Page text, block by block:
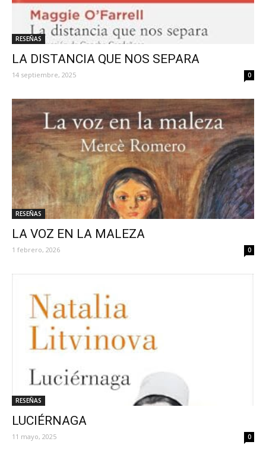
RESEÑAS
LA DISTANCIA QUE NOS SEPARA
14 septiembre, 2025 0
RESEÑAS
LA VOZ EN LA MALEZA
1 febrero, 2026 0
RESEÑAS
LUCIÉRNAGA
11 mayo, 2025 0